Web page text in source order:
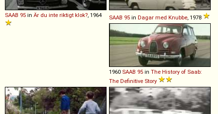
SAAB 95 in Är du inte riktigt klok?, 1964 SAAB 95 in Dagar med Knubbe, 1978
1960 SAAB 95 in The History of Saab:
The Definitive Story